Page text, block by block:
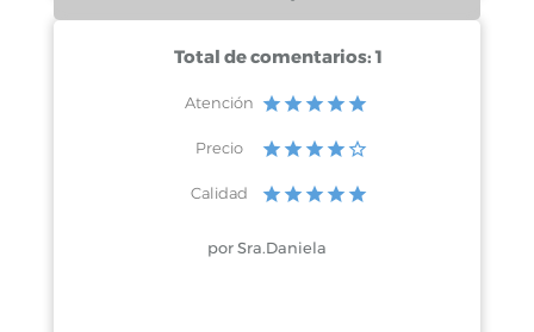
Total de comentarios: 1
Atención
Precio
Calidad
por Sra.Daniela